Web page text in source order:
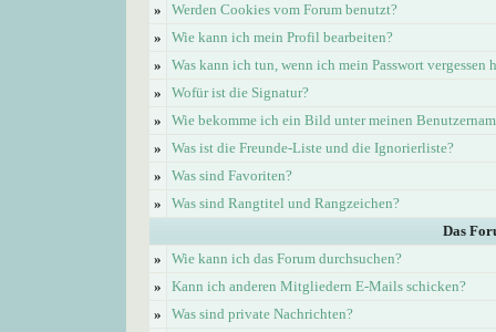
»
Werden Cookies vom Forum benutzt?
»
Wie kann ich mein Profil bearbeiten?
»
Was kann ich tun, wenn ich mein Passwort vergessen
»
Wofür ist die Signatur?
»
Wie bekomme ich ein Bild unter meinen
»
Was ist die Freunde-Liste und die Ignorierliste?
»
Was sind Favoriten?
»
Was sind Rangtitel und Rangzeichen?
Das
»
Wie kann ich das Forum durchsuchen?
»
Kann ich anderen Mitgliedern E-Mails schicken?
»
Was sind private Nachrichten?